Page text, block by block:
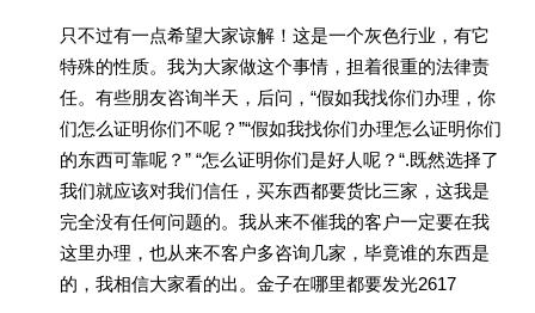
只不过有一点希望大家谅解！这是一个灰色行业，有它
特殊的性质。我为大家做这个事情，担着很重的法律责
任。有些朋友咨询半天，后问，“假如我找你们办理，你
们怎么证明你们不呢？”“假如我找你们办理怎么证明你们
的东西可靠呢？” “怎么证明你们是好人呢？“.既然选择了
我们就应该对我们信任，买东西都要货比三家，这我是
完全没有任何问题的。我从来不催我的客户一定要在我
这里办理，也从来不客户多咨询几家，毕竟谁的东西是
的，我相信大家看的出。金子在哪里都要发光2617